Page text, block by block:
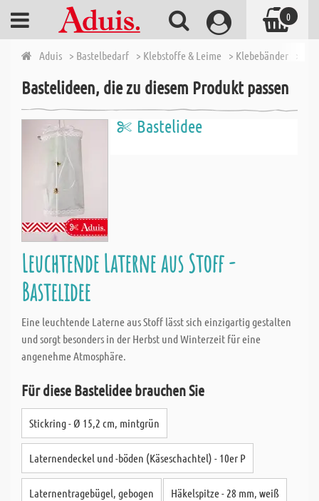
Aduis > Bastelbedarf > Klebstoffe & Leime > Klebebänder >
Bastelideen, die zu diesem Produkt passen
Bastelidee
Leuchtende Laterne aus Stoff -
Bastelidee
Eine leuchtende Laterne aus Stoff lässt sich einzigartig gestalten
und sorgt besonders in der Herbst und Winterzeit für eine
angenehme Atmosphäre.
Für diese Bastelidee brauchen Sie
Stickring - Ø 15,2 cm, mintgrün
Laternendeckel und -böden (Käseschachtel) - 10er P
Laternentragebügel, gebogen Häkelspitze - 28 mm, weiß
0